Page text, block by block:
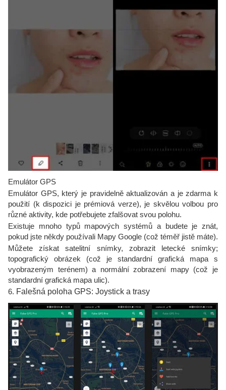
Emulátor GPS
Emulátor GPS, který je pravidelně aktualizován a je zdarma k
použití (k dispozici je prémiová verze), je skvělou volbou pro
různé aktivity, kde potřebujete zfalšovat svou polohu.
Existuje mnoho typů mapových systémů a budete je znát,
pokud jste někdy používali Mapy Google (což téměř jistě máte).
Můžete získat satelitní snímky, zobrazit letecké snímky;
topografický obrázek (což je standardní grafická mapa s
vyobrazeným terénem) a normální zobrazení mapy (což je
standardní grafická mapa ulic).
6. Falešná poloha GPS: Joystick a trasy